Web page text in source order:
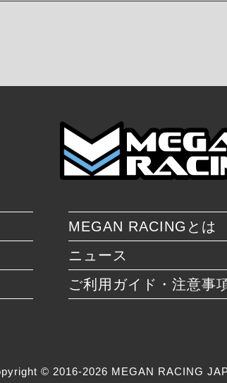
MEGAN RACINGとは
ニュース
ご利用ガイド・注意事
© 2016-2026 MEGAN RACING